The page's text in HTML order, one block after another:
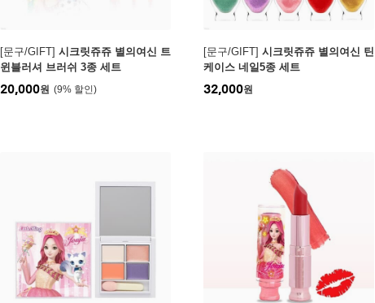
[문구/GIFT] 시크릿쥬쥬 별의여신 트
윈블러셔 브러쉬 3종 세트
9%
20,000원
[문구/GIFT] 시크릿쥬쥬 별의여신 틴
케이스 네일5종 세트
32,000원